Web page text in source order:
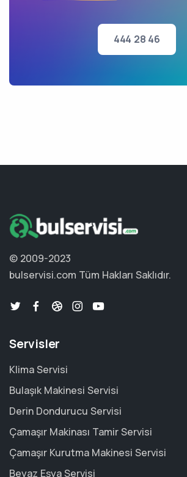
444 28 46
© 2009-2023
bulservisi.com Tüm Hakları Saklıdır.
Servisler
Klima Servisi
Bulaşık Makinesi Servisi
Derin Dondurucu Servisi
Çamaşır Makinası Tamir Servisi
Çamaşır Kurutma Makinesi Servisi
Beyaz Eşya Servisi